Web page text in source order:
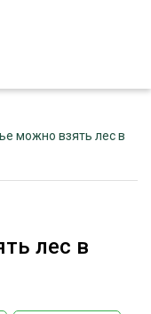
можно взять лес в
лес в